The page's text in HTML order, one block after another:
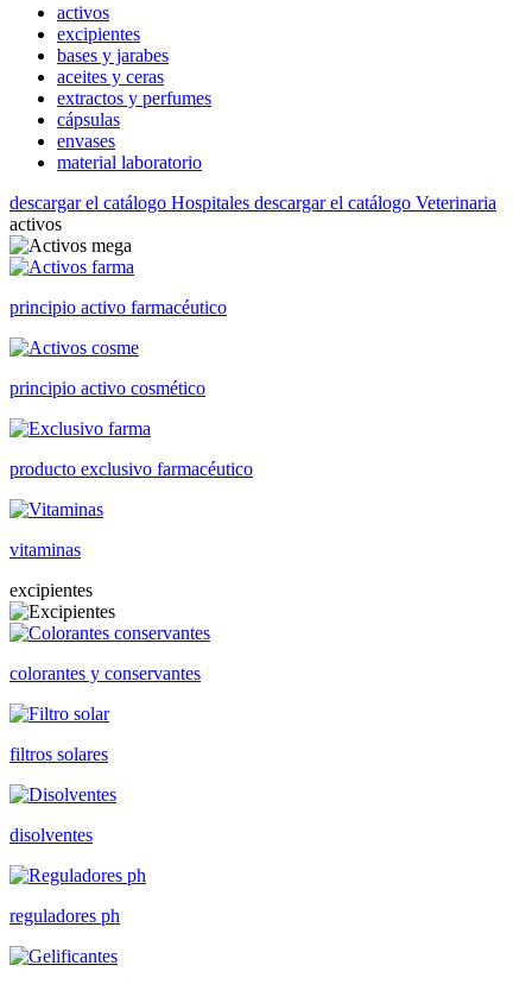
activos
excipientes
bases y jarabes
aceites y ceras
extractos y perfumes
cápsulas
envases
material laboratorio
descargar el catálogo Hospitales descargar el catálogo Veterinaria
activos
principio activo farmacéutico
principio activo cosmético
producto exclusivo farmacéutico
vitaminas
excipientes
colorantes y conservantes
filtros solares
disolventes
reguladores ph